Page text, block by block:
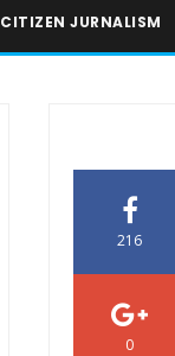
CITIZEN JURNALISM
216
0